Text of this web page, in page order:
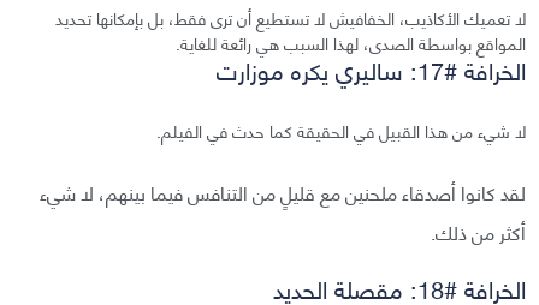
لا تعميك الأكاذيب، الخفافيش لا تستطيع أن ترى فقط، بل بإمكانها تحديد
المواقع بواسطة الصدى، لهذا السبب هي رائعة للغاية.
الخرافة #17: ساليري يكره موزارت
لا شيء من هذا القبيل في الحقيقة كما حدث في الفيلم.
لقد كانوا أصدقاء ملحنين مع قليلٍ من التنافس فيما بينهم، لا شيء
أكثر من ذلك.
الخرافة #18: مقصلة الحديد